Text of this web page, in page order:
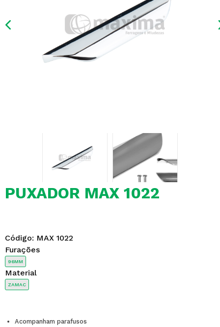
Previous
PUXADOR MAX 1022
Código: MAX 1022
Furações
96MM
Material
ZAMAC
Acompanham parafusos